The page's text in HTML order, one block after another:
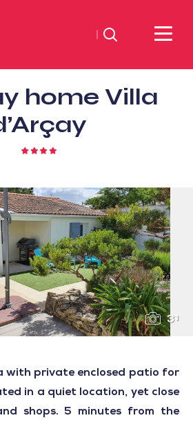
Search
home Villa
4
31
with private enclosed patio for
in a quiet location, yet close
shops. 5 minutes from the